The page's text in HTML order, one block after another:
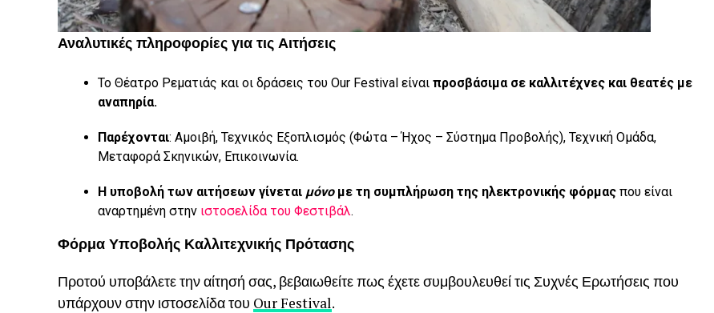
Αναλυτικές πληροφορίες για τις Αιτήσεις
Το Θέατρο Ρεματιάς και οι δράσεις του Our Festival είναι προσβάσιμα σε καλλιτέχνες και θεατές με
αναπηρία.
Παρέχονται: Αμοιβή, Τεχνικός Εξοπλισμός (Φώτα – Ήχος – Σύστημα Προβολής), Τεχνική Ομάδα,
Μεταφορά Σκηνικών, Επικοινωνία.
Η υποβολή των αιτήσεων γίνεται μόνομε τη συμπλήρωση της ηλεκτρονικής φόρμας που είναι
αναρτημένη στην ιστοσελίδα του Φεστιβάλ.
Φόρμα Υποβολής Καλλιτεχνικής Πρότασης
Προτού υποβάλετε την αίτησή σας, βεβαιωθείτε πως έχετε συμβουλευθεί τις Συχνές Ερωτήσεις που
υπάρχουν στην ιστοσελίδα του Our Festival.